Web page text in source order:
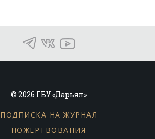
© 2026 ГБУ «Дарьял»
ПОДПИСКА НА ЖУРНАЛ
ПОЖЕРТВОВАНИЯ